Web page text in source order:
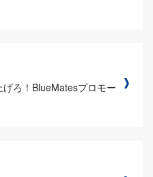
ろ！BlueMatesプロモー